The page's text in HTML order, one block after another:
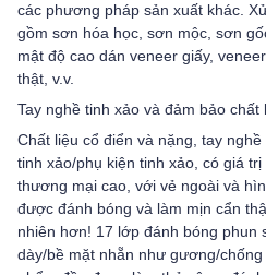
các phương pháp sản xuất khác.
gồm sơn hóa học, sơn mộc, sơn
mật độ cao dán veneer giấy,
thật, v.v.
Tay nghề tinh xảo và đảm bảo chất
Chất liệu cổ điển và nặng, tay nghề
tinh xảo/phụ kiện tinh xảo, có giá
thương mại cao, với vẻ ngoài và
được đánh bóng và làm mịn cẩn
nhiên hơn! 17 lớp đánh bóng phun
dày/bề mặt nhẵn như gương/